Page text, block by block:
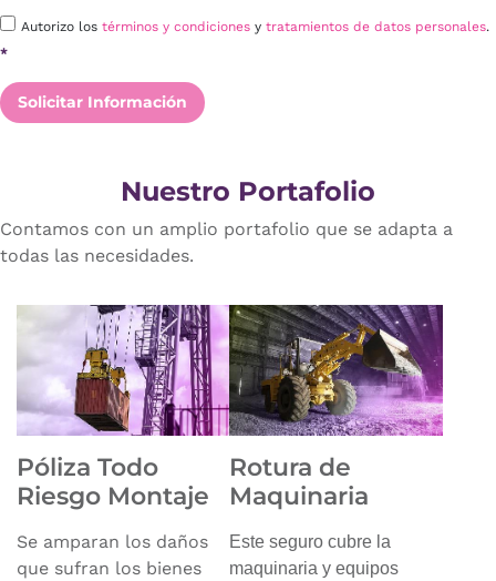
Autorizo los términos y condiciones y tratamientos de datos personales.
*
Solicitar Información
Nuestro Portafolio
Contamos con un amplio portafolio que se adapta a
todas las necesidades.
Póliza Todo
Riesgo Montaje
Se amparan los daños
que sufran los bienes
Rotura de
Maquinaria
Este seguro cubre la
maquinaria y equipos